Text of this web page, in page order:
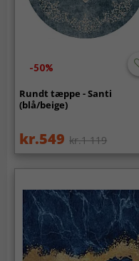
-50%
Rundt tæppe - Santi
(blå/beige)
kr.549 kr.1 119